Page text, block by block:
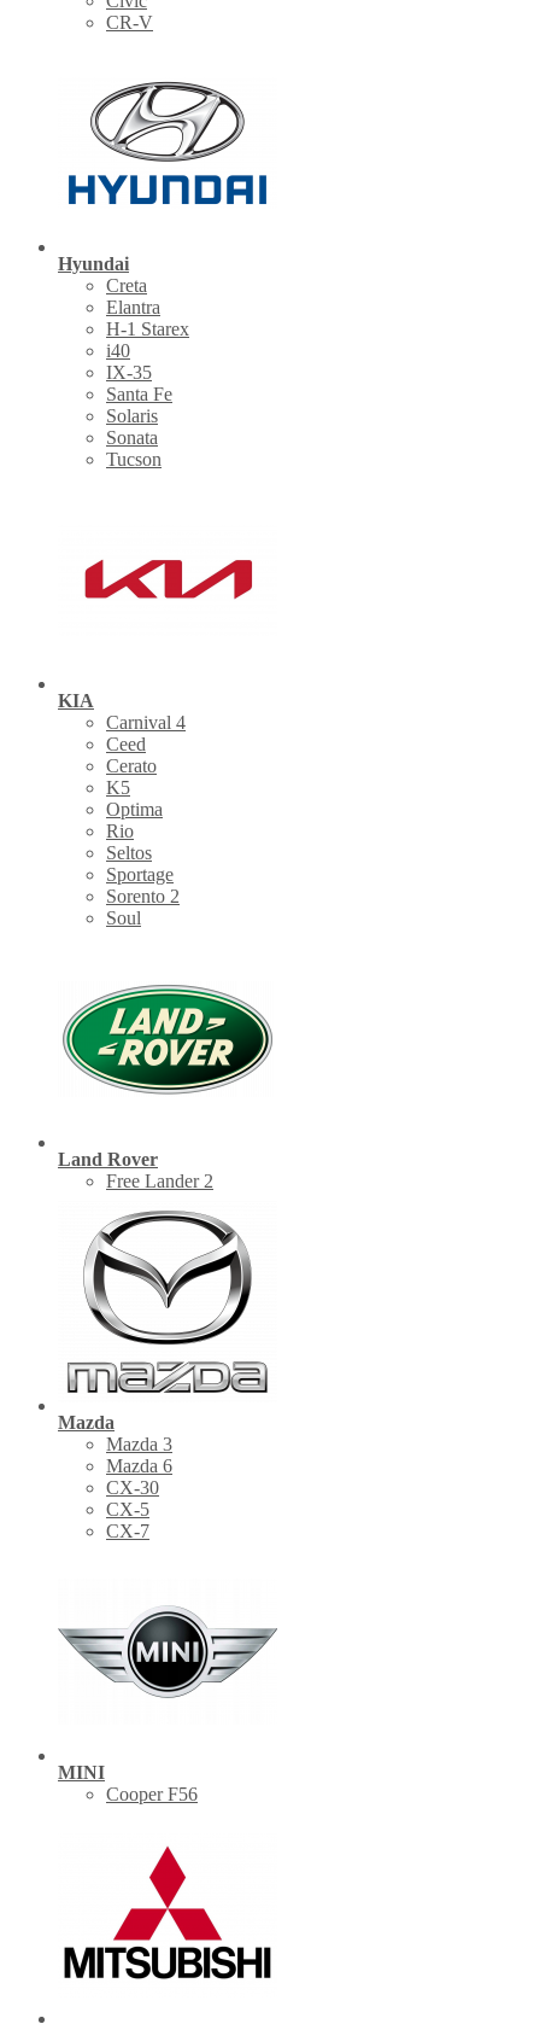
CR-V
Hyundai
Creta
Elantra
H-1 Starex
i40
IX-35
Santa Fe
Solaris
Sonata
Tucson
KIA
Carnival 4
Ceed
Cerato
K5
Optima
Rio
Seltos
Sportage
Sorento 2
Soul
Land Rover
Free Lander 2
Mazda
Mazda 3
Mazda 6
CX-30
СХ-5
CX-7
MINI
Cooper F56